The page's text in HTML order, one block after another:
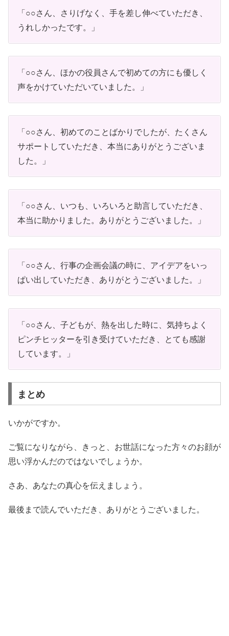
「○○さん、さりげなく、手を差し伸べていただき、
うれしかったです。」
「○○さん、ほかの役員さんで初めての方にも優しく
声をかけていただいていました。」
「○○さん、初めてのことばかりでしたが、たくさん
サポートしていただき、本当にありがとうございま
した。」
「○○さん、いつも、いろいろと助言していただき、
本当に助かりました。ありがとうございました。」
「○○さん、行事の企画会議の時に、アイデアをいっ
ぱい出していただき、ありがとうございました。」
「○○さん、子どもが、熱を出した時に、気持ちよく
ピンチヒッターを引き受けていただき、とても感謝
しています。」
まとめ
いかがですか。
ご覧になりながら、きっと、お世話になった方々のお顔が
思い浮かんだのではないでしょうか。
さあ、あなたの真心を伝えましょう。
最後まで読んでいただき、ありがとうございました。